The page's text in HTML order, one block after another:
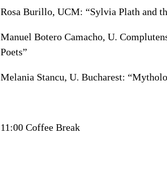
Rosa Burillo, UCM: “Sylvia Plath and
Manuel Botero Camacho, U.
Poets”
Melania Stancu, U. Bucharest:
11:00 Coffee Break